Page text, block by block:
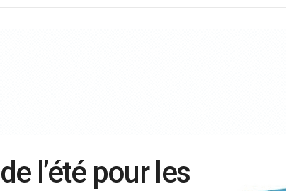
l’été pour les